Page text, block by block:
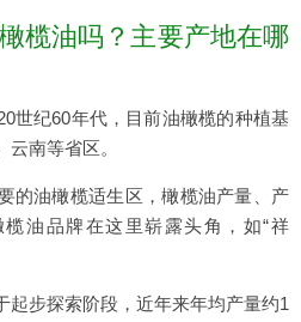
榄油吗？主要产地在哪
世纪60年代，目前油橄榄的种植基
南等省区。
的油橄榄适生区，橄榄油产量、产
油品牌在这里崭露头角，如“祥
起步探索阶段，近年来年均产量约1